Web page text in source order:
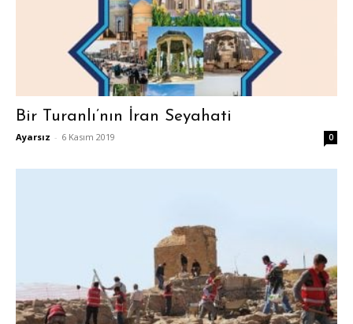
Bir Turanlı’nın İran Seyahati
Ayarsız - 6 Kasım 2019 0